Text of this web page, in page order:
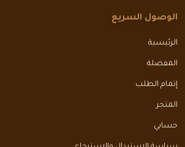
الوصول السريع
الرئيسية
المفضلة
إتمام الطلب
المتجر
حسابي